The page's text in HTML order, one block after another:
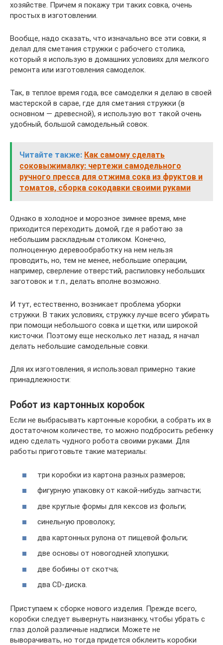
хозяйстве. Причем я покажу три таких совка, очень
простых в изготовлении.
Вообще, надо сказать, что изначально все эти совки, я
делал для сметания стружки с рабочего столика,
который я использую в домашних условиях для мелкого
ремонта или изготовления самоделок.
Так, в теплое время года, все самоделки я делаю в своей
мастерской в сарае, где для сметания стружки (в
основном — древесной), я использую вот такой очень
удобный, большой самодельный совок.
Читайте также: Как самому сделать
соковыжималку: чертежи самодельного
ручного пресса для отжима сока из фруктов и
томатов, сборка сокодавки своими руками
Однако в холодное и морозное зимнее время, мне
приходится переходить домой, где я работаю за
небольшим раскладным столиком. Конечно,
полноценную деревообработку на нем нельзя
проводить, но, тем не менее, небольшие операции,
например, сверление отверстий, распиловку небольших
заготовок и т.п., делать вполне возможно.
И тут, естественно, возникает проблема уборки
стружки. В таких условиях, стружку лучше всего убирать
при помощи небольшого совка и щетки, или широкой
кисточки. Поэтому еще несколько лет назад, я начал
делать небольшие самодельные совки.
Для их изготовления, я использовал примерно такие
принадлежности:
Робот из картонных коробок
Если не выбрасывать картонные коробки, а собрать их в
достаточном количестве, то можно подбросить ребенку
идею сделать чудного робота своими руками. Для
работы приготовьте такие материалы:
три коробки из картона разных размеров;
фигурную упаковку от какой-нибудь запчасти;
две круглые формы для кексов из фольги;
синельную проволоку;
два картонных рулона от пищевой фольги;
две основы от новогодней хлопушки;
две бобины от скотча;
два CD-диска.
Приступаем к сборке нового изделия. Прежде всего,
коробки следует вывернуть наизнанку, чтобы убрать с
глаз долой различные надписи. Можете не
выворачивать, но тогда придется обклеить коробки